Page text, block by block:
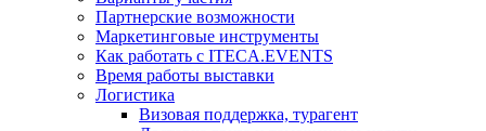
Партнерские возможности
Маркетинговые инструменты
Как работать с ITECA.EVENTS
Время работы выставки
Логистика
Визовая поддержка, турагент